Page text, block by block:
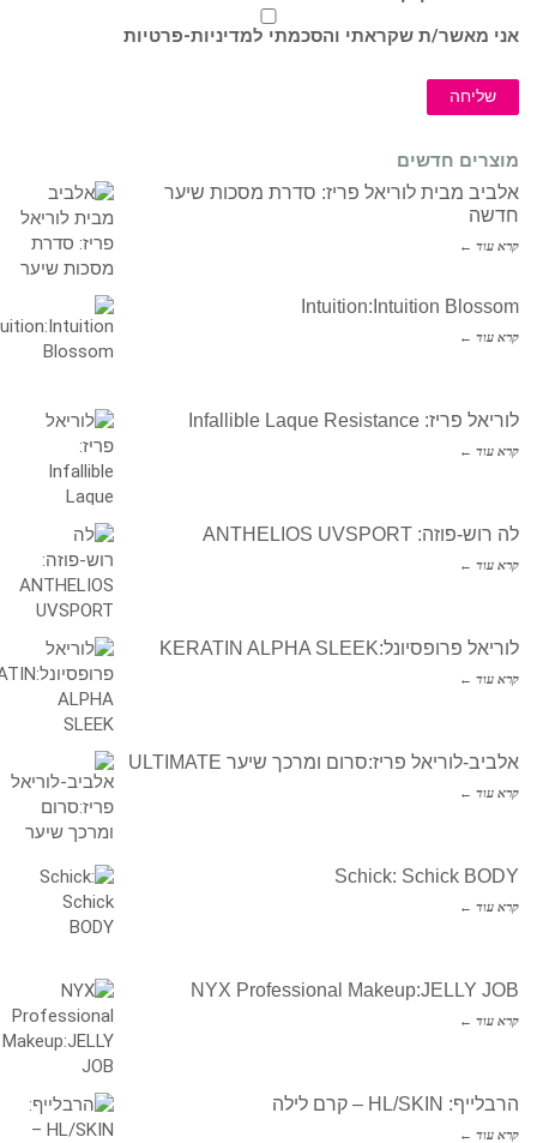
אני מאשר/ת שקראתי והסכמתי למדיניות-פרטיות
שליחה
מוצרים חדשים
אלביב מבית לוריאל פריז: סדרת מסכות שיער
חדשה
קרא עוד ←
Intuition:Intuition Blossom
קרא עוד ←
לוריאל פריז: Infallible Laque Resistance
קרא עוד ←
לה רוש-פוזה: ANTHELIOS UVSPORT
קרא עוד ←
לוריאל פרופסיונל:KERATIN ALPHA SLEEK
קרא עוד ←
אלביב-לוריאל פריז:סרום ומרכך שיער ULTIMATE
קרא עוד ←
Schick: Schick BODY
קרא עוד ←
NYX Professional Makeup:JELLY JOB
קרא עוד ←
הרבלייף: HL/SKIN – קרם לילה
קרא עוד ←